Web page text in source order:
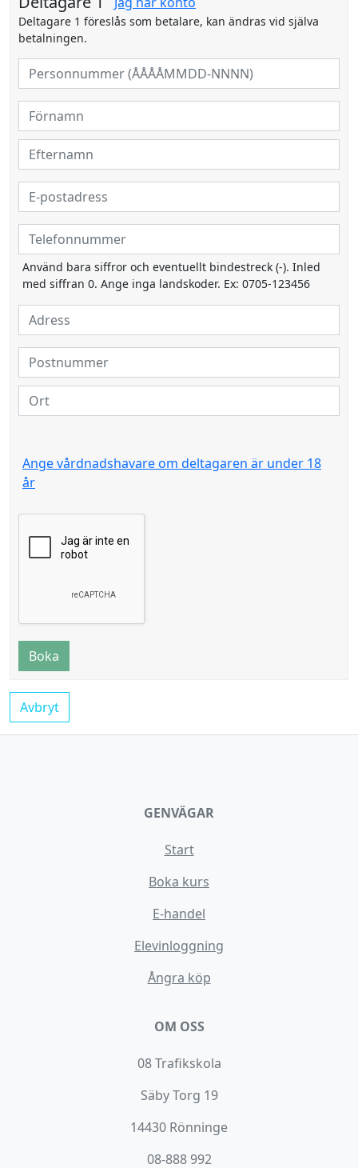
Deltagare 1 föreslås som betalare, kan ändras vid själva
betalningen.
Använd bara siffror och eventuellt bindestreck (-). Inled
med siffran 0. Ange inga landskoder. Ex: 0705-123456
Ange vårdnadshavare om deltagaren är under 18
år
Boka
Avbryt
GENVÄGAR
Start
Boka kurs
E-handel
Elevinloggning
Ångra köp
OM OSS
08 Trafikskola
Säby Torg 19
14430 Rönninge
08-888 992